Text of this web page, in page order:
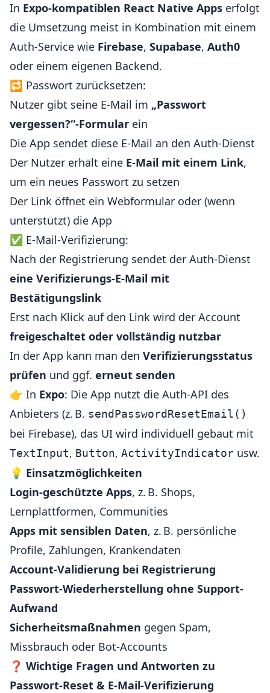
In Expo-kompatiblen React Native Apps erfolgt
die Umsetzung meist in Kombination mit einem
Auth-Service wie Firebase, Supabase, Auth0
oder einem eigenen Backend.
🔁 Passwort zurücksetzen:
Nutzer gibt seine E-Mail im „Passwort
vergessen?“-Formular ein
Die App sendet diese E-Mail an den Auth-Dienst
Der Nutzer erhält eine E-Mail mit einem Link,
um ein neues Passwort zu setzen
Der Link öffnet ein Webformular oder (wenn
unterstützt) die App
✅ E-Mail-Verifizierung:
Nach der Registrierung sendet der Auth-Dienst
eine Verifizierungs-E-Mail mit
Bestätigungslink
Erst nach Klick auf den Link wird der Account
freigeschaltet oder vollständig nutzbar
In der App kann man den Verifizierungsstatus
prüfen und ggf. erneut senden
👉 In Expo: Die App nutzt die Auth-API des
Anbieters (z. B. sendPasswordResetEmail()
bei Firebase), das UI wird individuell gebaut mit
TextInput, Button, ActivityIndicator usw.
💡 Einsatzmöglichkeiten
Login-geschützte Apps, z. B. Shops,
Lernplattformen, Communities
Apps mit sensiblen Daten, z. B. persönliche
Profile, Zahlungen, Krankendaten
Account-Validierung bei Registrierung
Passwort-Wiederherstellung ohne Support-
Aufwand
Sicherheitsmaßnahmen gegen Spam,
Missbrauch oder Bot-Accounts
❓ Wichtige Fragen und Antworten zu
Passwort-Reset & E-Mail-Verifizierung